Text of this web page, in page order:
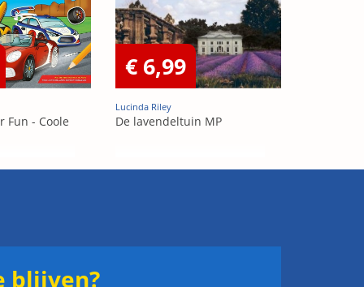
Fun - Coole
€ 6,99
Lucinda Riley
De lavendeltuin MP
blijven?